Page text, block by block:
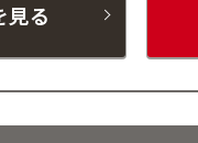
見る